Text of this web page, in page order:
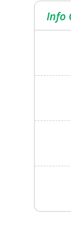
Info